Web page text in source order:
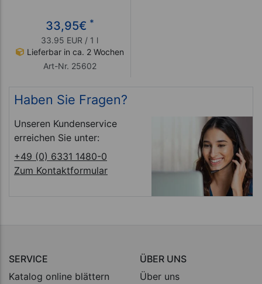
33,95€ *
33.95 EUR / 1 l
Lieferbar in ca. 2 Wochen
Art-Nr. 25602
Haben Sie Fragen?
Unseren Kundenservice
erreichen Sie unter:
+49 (0) 6331 1480-0
Zum Kontaktformular
SERVICE
Katalog online blättern
ÜBER UNS
Über uns